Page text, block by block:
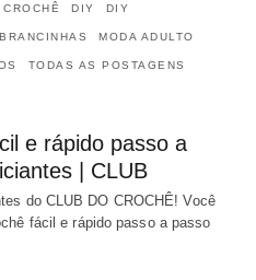
CROCHÊ DIY DIY
MODA ADULTO
TODAS AS POSTAGENS
e rápido passo a
| CLUB
do CLUB DO CROCHÊ! Você
fácil e rápido passo a passo